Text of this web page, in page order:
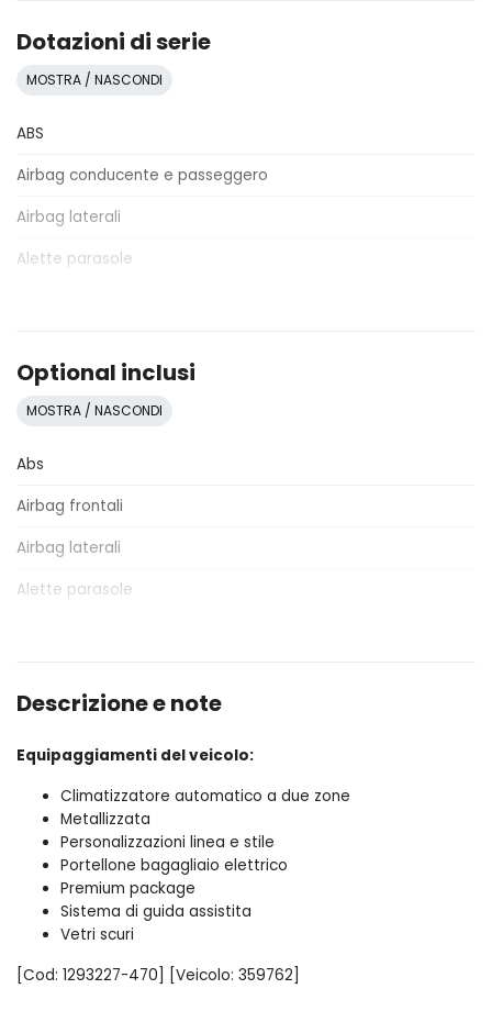
Dotazioni di serie
MOSTRA / NASCONDI
ABS
Airbag conducente e passeggero
Airbag laterali
Alette parasole
Assistente al parcheggio
Badge esterno identificativo
Bracciolo anteriore
Cambio automatico
Cerchi in lega
Controllo della trazione
Differenziale autobloccante elettronico
Fari a led
Fari con accensione automatica + sensore pioggia
Freno di stazionamento elettrico
Illuminazione ambientale
Illuminazione bagagliaio
Optional inclusi
MOSTRA / NASCONDI
Abs
Airbag frontali
Airbag laterali
Alette parasole
Assistente al parcheggio
Assistente alla frenata
Badge esterno identificativo
Bracciolo anteriore
Cambio automatico
Cerchi in lega da 18
Chiavi e telecomandi
Descrizione e note
Equipaggiamenti del veicolo:
Climatizzatore automatico a due zone
Metallizzata
Personalizzazioni linea e stile
Portellone bagagliaio elettrico
Premium package
Sistema di guida assistita
Vetri scuri
[Cod: 1293227-470] [Veicolo: 359762]